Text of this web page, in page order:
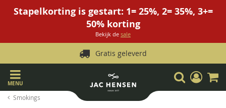
Stapelkorting is gestart: 1= 25%, 2= 35%, 3+=
50% korting
Bekijk de sale
Gratis geleverd
naar
de
inhoud
MENU
Zoek
Mijn
account
Smokings